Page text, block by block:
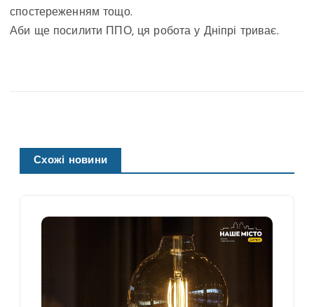
спостереженням тощо.
Аби ще посилити ППО, ця робота у Дніпрі триває.
Схожі новини